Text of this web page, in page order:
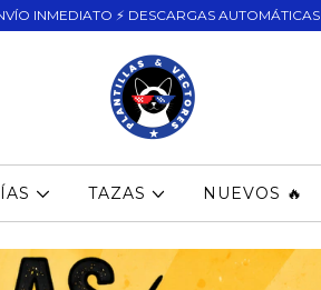
INMEDIATO ⚡ DESCARGAS AUTOMÁTICAS
TAZAS NUEVOS 🔥